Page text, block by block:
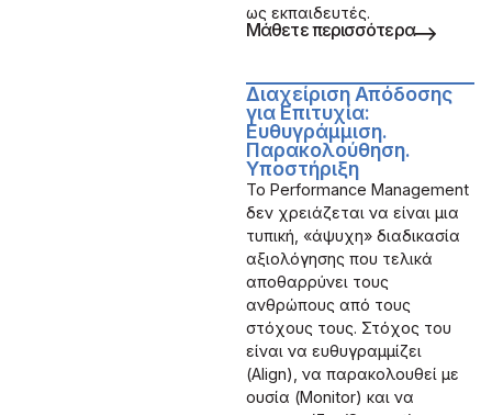
ως εκπαιδευτές.
Μάθετε περισσότερα
Διαχείριση Απόδοσης
για Επιτυχία:
Ευθυγράμμιση.
Παρακολούθηση.
Υποστήριξη
Το Performance Management
δεν χρειάζεται να είναι μια
τυπική, «άψυχη» διαδικασία
αξιολόγησης που τελικά
αποθαρρύνει τους
ανθρώπους από τους
στόχους τους. Στόχος του
είναι να ευθυγραμμίζει
(Align), να παρακολουθεί με
ουσία (Monitor) και να